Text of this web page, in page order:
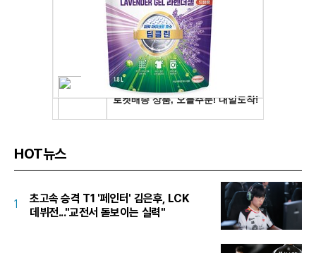
HOT뉴스
1
초고속 승격 T1 '페인터' 김은후, LCK
데뷔전..."교전서 돋보이는 실력"